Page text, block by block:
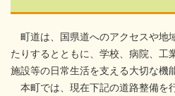
町道は、国県道へのアクセスや地
たりするとともに、学校、病院、工
施設等の日常生活を支える大切な機
本町では、現在下記の道路整備を